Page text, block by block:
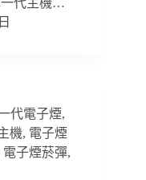
代電子煙,
機, 電子煙
電子煙菸彈,